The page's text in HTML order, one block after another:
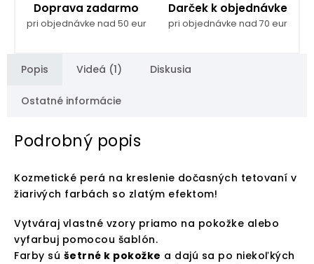
Doprava zadarmo
pri objednávke nad 50 eur
Darček k objednávke
pri objednávke nad 70 eur
Popis Videá (1) Diskusia
Ostatné informácie
Podrobný popis
Kozmetické perá na kreslenie dočasných tetovaní v
žiarivých farbách so zlatým efektom!
Vytváraj vlastné vzory priamo na pokožke alebo
vyfarbuj pomocou šablón.
Farby sú šetrné k pokožke a dajú sa po niekoľkých